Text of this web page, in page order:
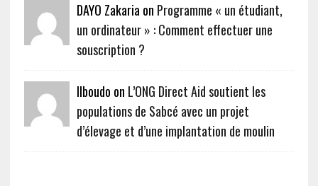
DAYO Zakaria on Programme « un étudiant,
un ordinateur » : Comment effectuer une
souscription ?
Ilboudo on L’ONG Direct Aid soutient les
populations de Sabcé avec un projet
d’élevage et d’une implantation de moulin